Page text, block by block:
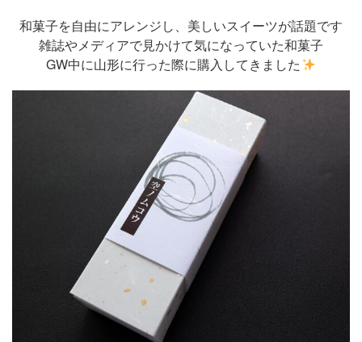
和菓子を自由にアレンジし、美しいスイーツが話題です
雑誌やメディアで見かけて気になっていた和菓子
GW中に山形に行った際に購入してきました